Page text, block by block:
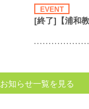
EVENT
[終了]【浦和
知らせ一覧を見る